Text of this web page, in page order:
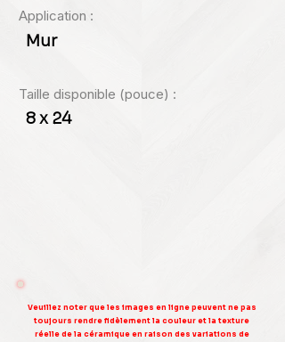
Application :
Mur
Taille disponible (pouce) :
8 x 24
Veuillez noter que les images en ligne peuvent ne pas
toujours rendre fidèlement la couleur et la texture
réelle de la céramique en raison des variations de